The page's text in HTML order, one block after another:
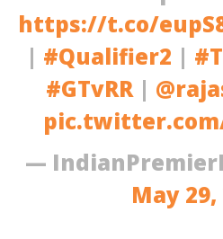
https://t.co/
| #Qualifier2 |
#GTvRR|
—
May 29,